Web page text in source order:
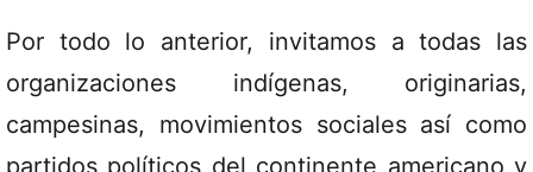
Por todo lo anterior, invitamos a todas las
organizaciones indígenas, originarias,
campesinas, movimientos sociales así como
partidos políticos del continente americano y